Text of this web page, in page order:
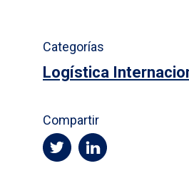
Categorías
Logística
Compartir